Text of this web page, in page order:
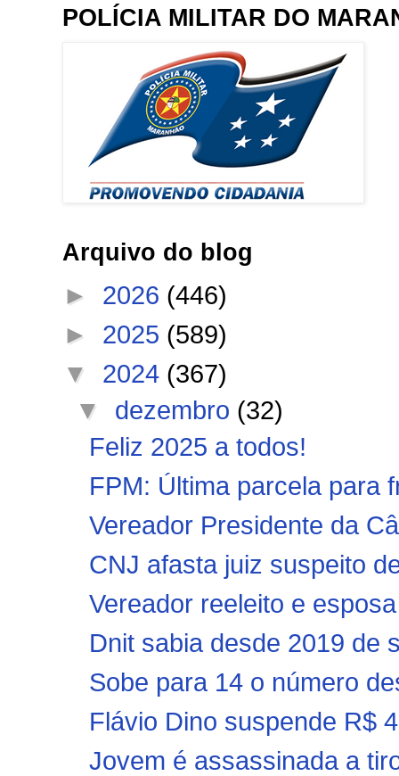
POLÍCIA MILITAR DO
Arquivo do blog
► 2026 (446)
► 2025 (589)
▼ 2024 (367)
▼ dezembro (32)
Feliz 2025 a todos!
FPM: Última parcela para
Vereador Presidente da
CNJ afasta juiz suspeito
Vereador reeleito e
Dnit sabia desde 2019 de
Sobe para 14 o número
Flávio Dino suspende R$
Jovem é assassinada a